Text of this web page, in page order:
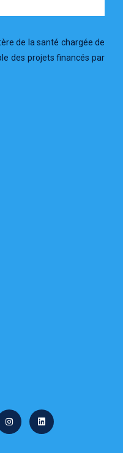
de la santé chargée de
des projets financés par